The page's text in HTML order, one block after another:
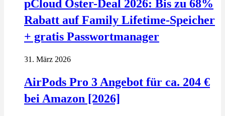
pCloud Oster-Deal 2026: Bis zu 68%
Rabatt auf Family Lifetime-Speicher
+ gratis Passwortmanager
31. März 2026
AirPods Pro 3 Angebot für ca. 204 €
bei Amazon [2026]